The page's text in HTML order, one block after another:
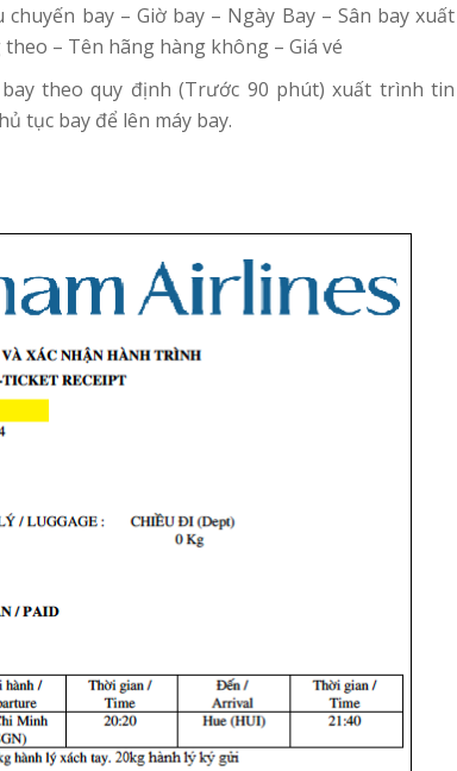
bay – Giờ bay – Ngày Bay – Sân bay xuất
– Tên hãng hàng không – Giá vé
theo quy định (Trước 90 phút) xuất trình tin
tục bay để lên máy bay.